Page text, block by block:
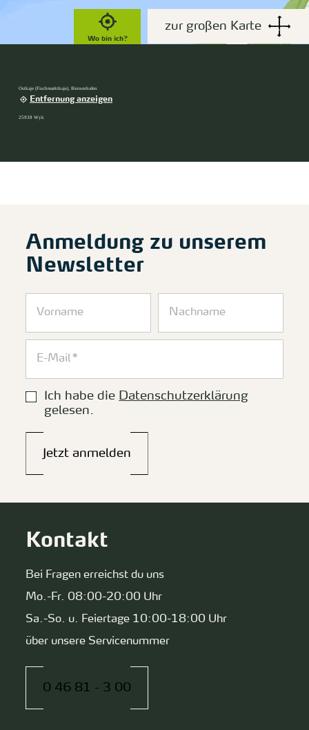
Wo bin ich?
zur großen Karte
Ostkaje (Fischmarktkaje), Binnenhafen
Entfernung anzeigen
25938 Wyk
Anmeldung zu unserem
Newsletter
Ich habe die Datenschutzerklärung
gelesen.
Jetzt anmelden
Kontakt
Bei Fragen erreichst du uns
Mo.-Fr. 08:00-20:00 Uhr
Sa.-So. u. Feiertage 10:00-18:00 Uhr
über unsere Servicenummer
0 46 81 - 3 00